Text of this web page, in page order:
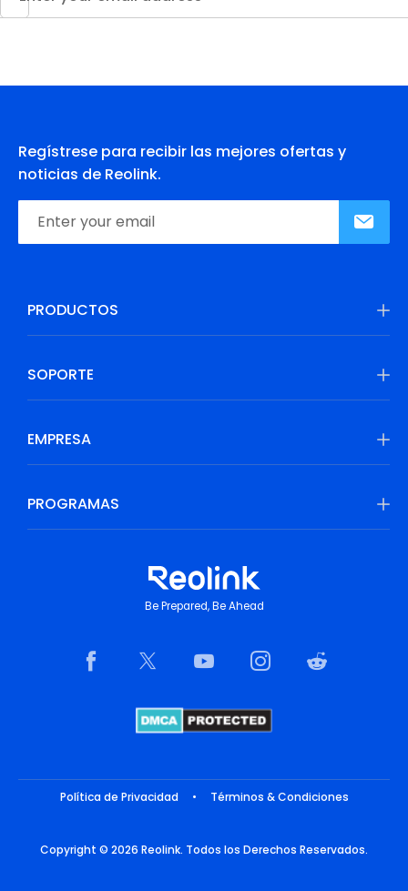
Regístrese para recibir las mejores ofertas y
noticias de Reolink.
PRODUCTOS
SOPORTE
EMPRESA
PROGRAMAS
Be Prepared, Be Ahead
Política de Privacidad • Términos & Condiciones
Copyright © 2026 Reolink. Todos los Derechos Reservados.